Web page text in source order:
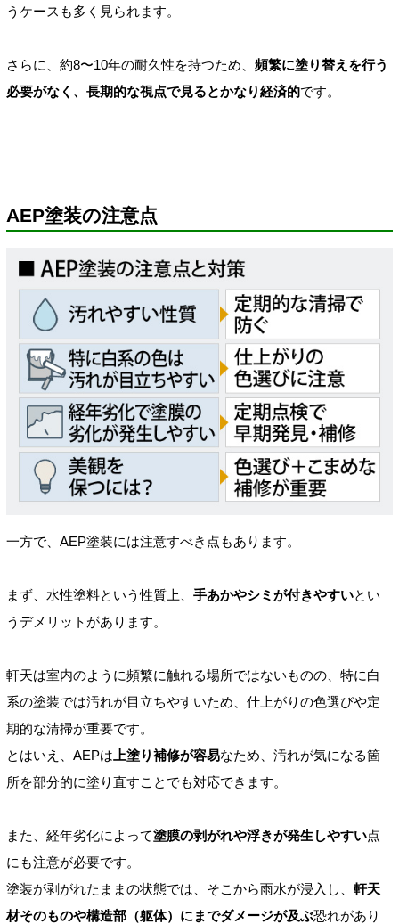
うケースも多く見られます。
さらに、約8〜10年の耐久性を持つため、 頻繁に塗り替えを行う
必要がなく、長期的な視点で見るとかなり経済的です。
AEP塗装の注意点
一方で、AEP塗装には注意すべき点もあります。
まず、水性塗料という性質上、 手あかやシミが付きやすいとい
うデメリットがあります。
軒天は室内のように頻繁に触れる場所ではないものの、特に白
系の塗装では汚れが目立ちやすいため、仕上がりの色選びや定
期的な清掃が重要です。
とはいえ、AEPは 上塗り補修が容易なため、汚れが気になる箇
所を部分的に塗り直すことでも対応できます。
また、経年劣化によって塗膜の剥がれや浮きが発生しやすい点
にも注意が必要です。
塗装が剥がれたままの状態では、そこから雨水が浸入し、 軒天
材そのものや構造部（躯体）にまでダメージが及ぶ恐れがあり